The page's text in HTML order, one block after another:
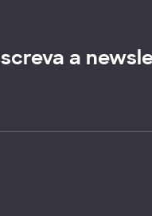
a